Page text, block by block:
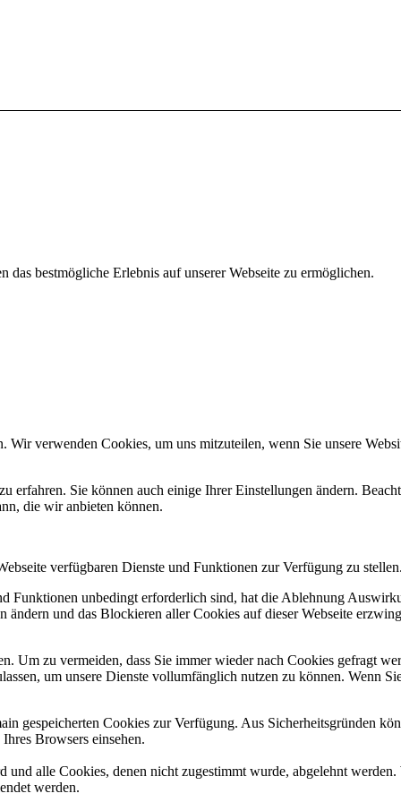
das bestmögliche Erlebnis auf unserer Webseite zu ermöglichen.
verwenden Cookies, um uns mitzuteilen, wenn Sie unsere
erfahren. Sie können auch einige Ihrer Einstellungen ändern.
die wir anbieten können.
verfügbaren Dienste und Funktionen zur Verfügung zu
Funktionen unbedingt erforderlich sind, hat die Ablehnung
und das Blockieren aller Cookies auf dieser Webseite
Um zu vermeiden, dass Sie immer wieder nach Cookies gefragt
um unsere Dienste vollumfänglich nutzen zu können. Wenn
gespeicherten Cookies zur Verfügung. Aus Sicherheitsgründen
Browsers einsehen.
alle Cookies, denen nicht zugestimmt wurde, abgelehnt
werden.